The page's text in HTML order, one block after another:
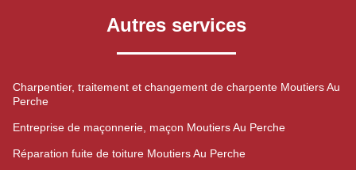
Autres services
Charpentier, traitement et changement de charpente Moutiers Au
Perche
Entreprise de maçonnerie, maçon Moutiers Au Perche
Réparation fuite de toiture Moutiers Au Perche